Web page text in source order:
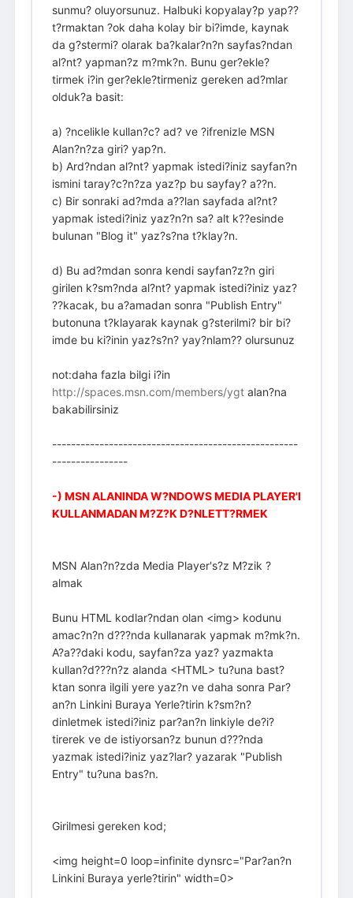
sunmu? oluyorsunuz. Halbuki kopyalay?p yap??
t?rmaktan ?ok daha kolay bir bi?imde, kaynak
da g?stermi? olarak ba?kalar?n?n sayfas?ndan
al?nt? yapman?z m?mk?n. Bunu ger?ekle?
tirmek i?in ger?ekle?tirmeniz gereken ad?mlar
olduk?a basit:
a) ?ncelikle kullan?c? ad? ve ?ifrenizle MSN
Alan?n?za giri? yap?n.
b) Ard?ndan al?nt? yapmak istedi?iniz sayfan?n
ismini taray?c?n?za yaz?p bu sayfay? a??n.
c) Bir sonraki ad?mda a??lan sayfada al?nt?
yapmak istedi?iniz yaz?n?n sa? alt k??esinde
bulunan "Blog it" yaz?s?na t?klay?n.
d) Bu ad?mdan sonra kendi sayfan?z?n giri
girilen k?sm?nda al?nt? yapmak istedi?iniz yaz?
??kacak, bu a?amadan sonra "Publish Entry"
butonuna t?klayarak kaynak g?sterilmi? bir bi?
imde bu ki?inin yaz?s?n? yay?nlam?? olursunuz
not:daha fazla bilgi i?in
http://spaces.msn.com/members/ygtalan?na
bakabilirsiniz
----------------------------------------------------
----------------
-) MSN ALANINDA W?NDOWS MEDIA PLAYER'I
KULLANMADAN M?Z?K D?NLETT?RMEK
MSN Alan?n?zda Media Player's?z M?zik ?
almak
Bunu HTML kodlar?ndan olan <img> kodunu
amac?n?n d???nda kullanarak yapmak m?mk?n.
A?a??daki kodu, sayfan?za yaz? yazmakta
kullan?d???n?z alanda <HTML> tu?una bast?
ktan sonra ilgili yere yaz?n ve daha sonra Par?
an?n Linkini Buraya Yerle?tirin k?sm?n?
dinletmek istedi?iniz par?an?n linkiyle de?i?
tirerek ve de istiyorsan?z bunun d???nda
yazmak istedi?iniz yaz?lar? yazarak "Publish
Entry" tu?una bas?n.
Girilmesi gereken kod;
<img height=0 loop=infinite dynsrc="Par?an?n
Linkini Buraya yerle?tirin" width=0>